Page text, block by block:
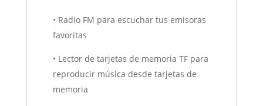
• Radio FM para escuchar tus emisoras
favoritas
• Lector de tarjetas de memoria TF para
reproducir música desde tarjetas de
memoria